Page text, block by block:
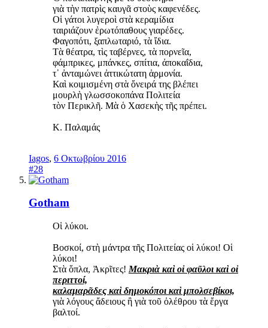
γιὰ τὴν πατρὶς καυγᾶ στοὺς καφενέδες.
Οἱ γάτοι λυγεροὶ στὰ κεραμίδια
ταιριάζουν ἐρωτόπαθους γιαρέδες.
Φαγοπότι, ξαπλωταριό, τὰ ἴδια.
Τὰ θέατρα, τὶς ταβέρνες, τὰ πορνεῖα,
φάμπρικες, μπάνκες, σπίτια, ἀποκαΐδια,
τ᾿ ἀνταμώνει ἀττικώτατη ἁρμονία.
Καὶ κοιμισμένη στὰ ὄνειρά της βλέπει
μουρλὴ γλωσσοκοπάνα Πολιτεία
τὸν Περικλῆ. Μὰ ὁ Χασεκὴς τῆς πρέπει.
Κ. Παλαμάς
Iagos, 6 Οκτωβρίου 2016
#28
Gotham
Οἱ λύκοι.
Βοσκοί, στὴ μάντρα τῆς Πολιτείας οἱ λύκοι! Οἱ
λύκοι!
Στὰ ὅπλα, Ἀκρῖτες! Μακριὰ καὶ οἱ φαῦλοι καὶ οἱ
περιττοί,
καλαμαρᾶδες καὶ δημοκόποι καὶ μπολσεβίκοι,
γιὰ λόγους ἄδειους ἢ γιὰ τοῦ ὀλέθρου τὰ ἔργα
βαλτοί.